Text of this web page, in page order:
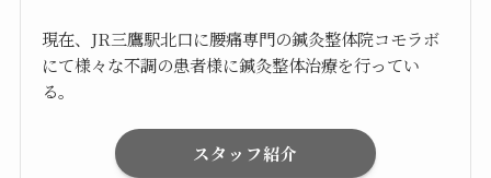
現在、JR三鷹駅北口に腰痛専門の鍼灸整体院コモラボ
にて様々な不調の患者様に鍼灸整体治療を行ってい
る。
スタッフ紹介